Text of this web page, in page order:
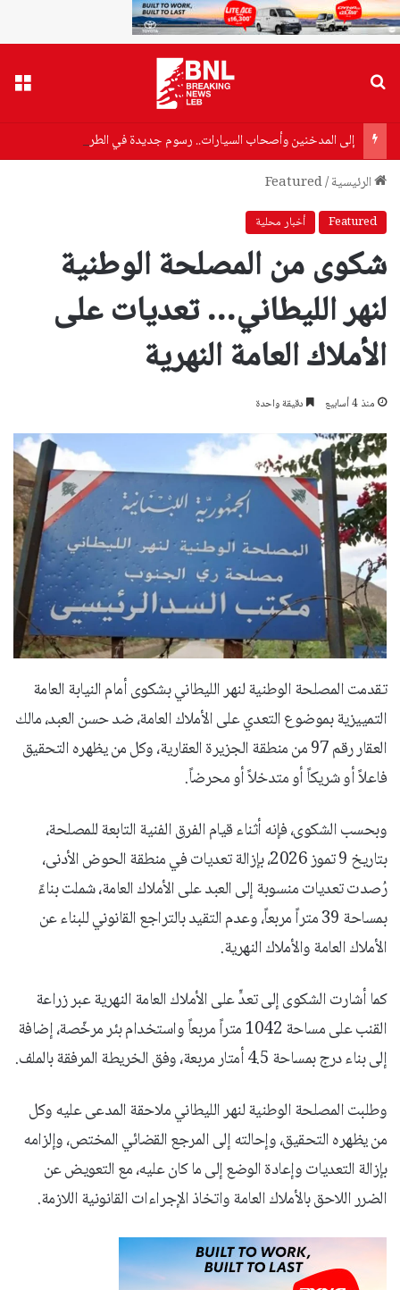
إلى المدخنين وأصحاب السيارات.. رسوم جديدة في الطريق
الرئيسية/
Featured
Featured أخبار محلية
شكوى من المصلحة الوطنية
لنهر الليطاني… تعديات على
الأملاك العامة النهرية
منذ 4 أسابيع دقيقة واحدة
تقدمت المصلحة الوطنية لنهر الليطاني بشكوى أمام النيابة العامة
التمييزية بموضوع التعدي على الأملاك العامة، ضد حسن العبد، مالك
العقار رقم 97 من منطقة الجزيرة العقارية، وكل من يظهره التحقيق
فاعلاً أو شريكاً أو متدخلاً أو محرضاً.
وبحسب الشكوى، فإنه أثناء قيام الفرق الفنية التابعة للمصلحة،
بتاريخ 9 تموز 2026، بإزالة تعديات في منطقة الحوض الأدنى،
رُصدت تعديات منسوبة إلى العبد على الأملاك العامة، شملت بناءً
بمساحة 39 متراً مربعاً، وعدم التقيد بالتراجع القانوني للبناء عن
الأملاك العامة والأملاك النهرية.
كما أشارت الشكوى إلى تعدٍّ على الأملاك العامة النهرية عبر زراعة
القنب على مساحة 1042 متراً مربعاً واستخدام بئر مرخّصة، إضافة
إلى بناء درج بمساحة 4.5 أمتار مربعة، وفق الخريطة المرفقة بالملف.
وطلبت المصلحة الوطنية لنهر الليطاني ملاحقة المدعى عليه وكل
من يظهره التحقيق، وإحالته إلى المرجع القضائي المختص، وإلزامه
بإزالة التعديات وإعادة الوضع إلى ما كان عليه، مع التعويض عن
الضرر اللاحق بالأملاك العامة واتخاذ الإجراءات القانونية اللازمة.